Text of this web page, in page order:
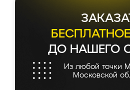
ДО НАШЕГО
Из любой точки
Московской